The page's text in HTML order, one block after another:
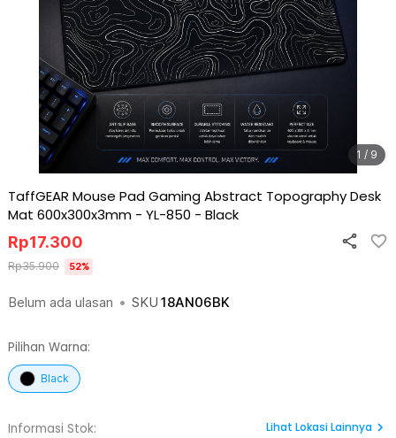
1 / 9
TaffGEAR Mouse Pad Gaming Abstract Topography Desk
Mat 600x300x3mm - YL-850 - Black
Belum ada ulasan • SKU 18AN06BK
Rp17.300
Rp35.900 52%
Pilihan Warna:
Black
Informasi Stok:
Lihat Lokasi Lainnya